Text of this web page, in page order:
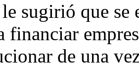
sugirió que se
financiar
de una